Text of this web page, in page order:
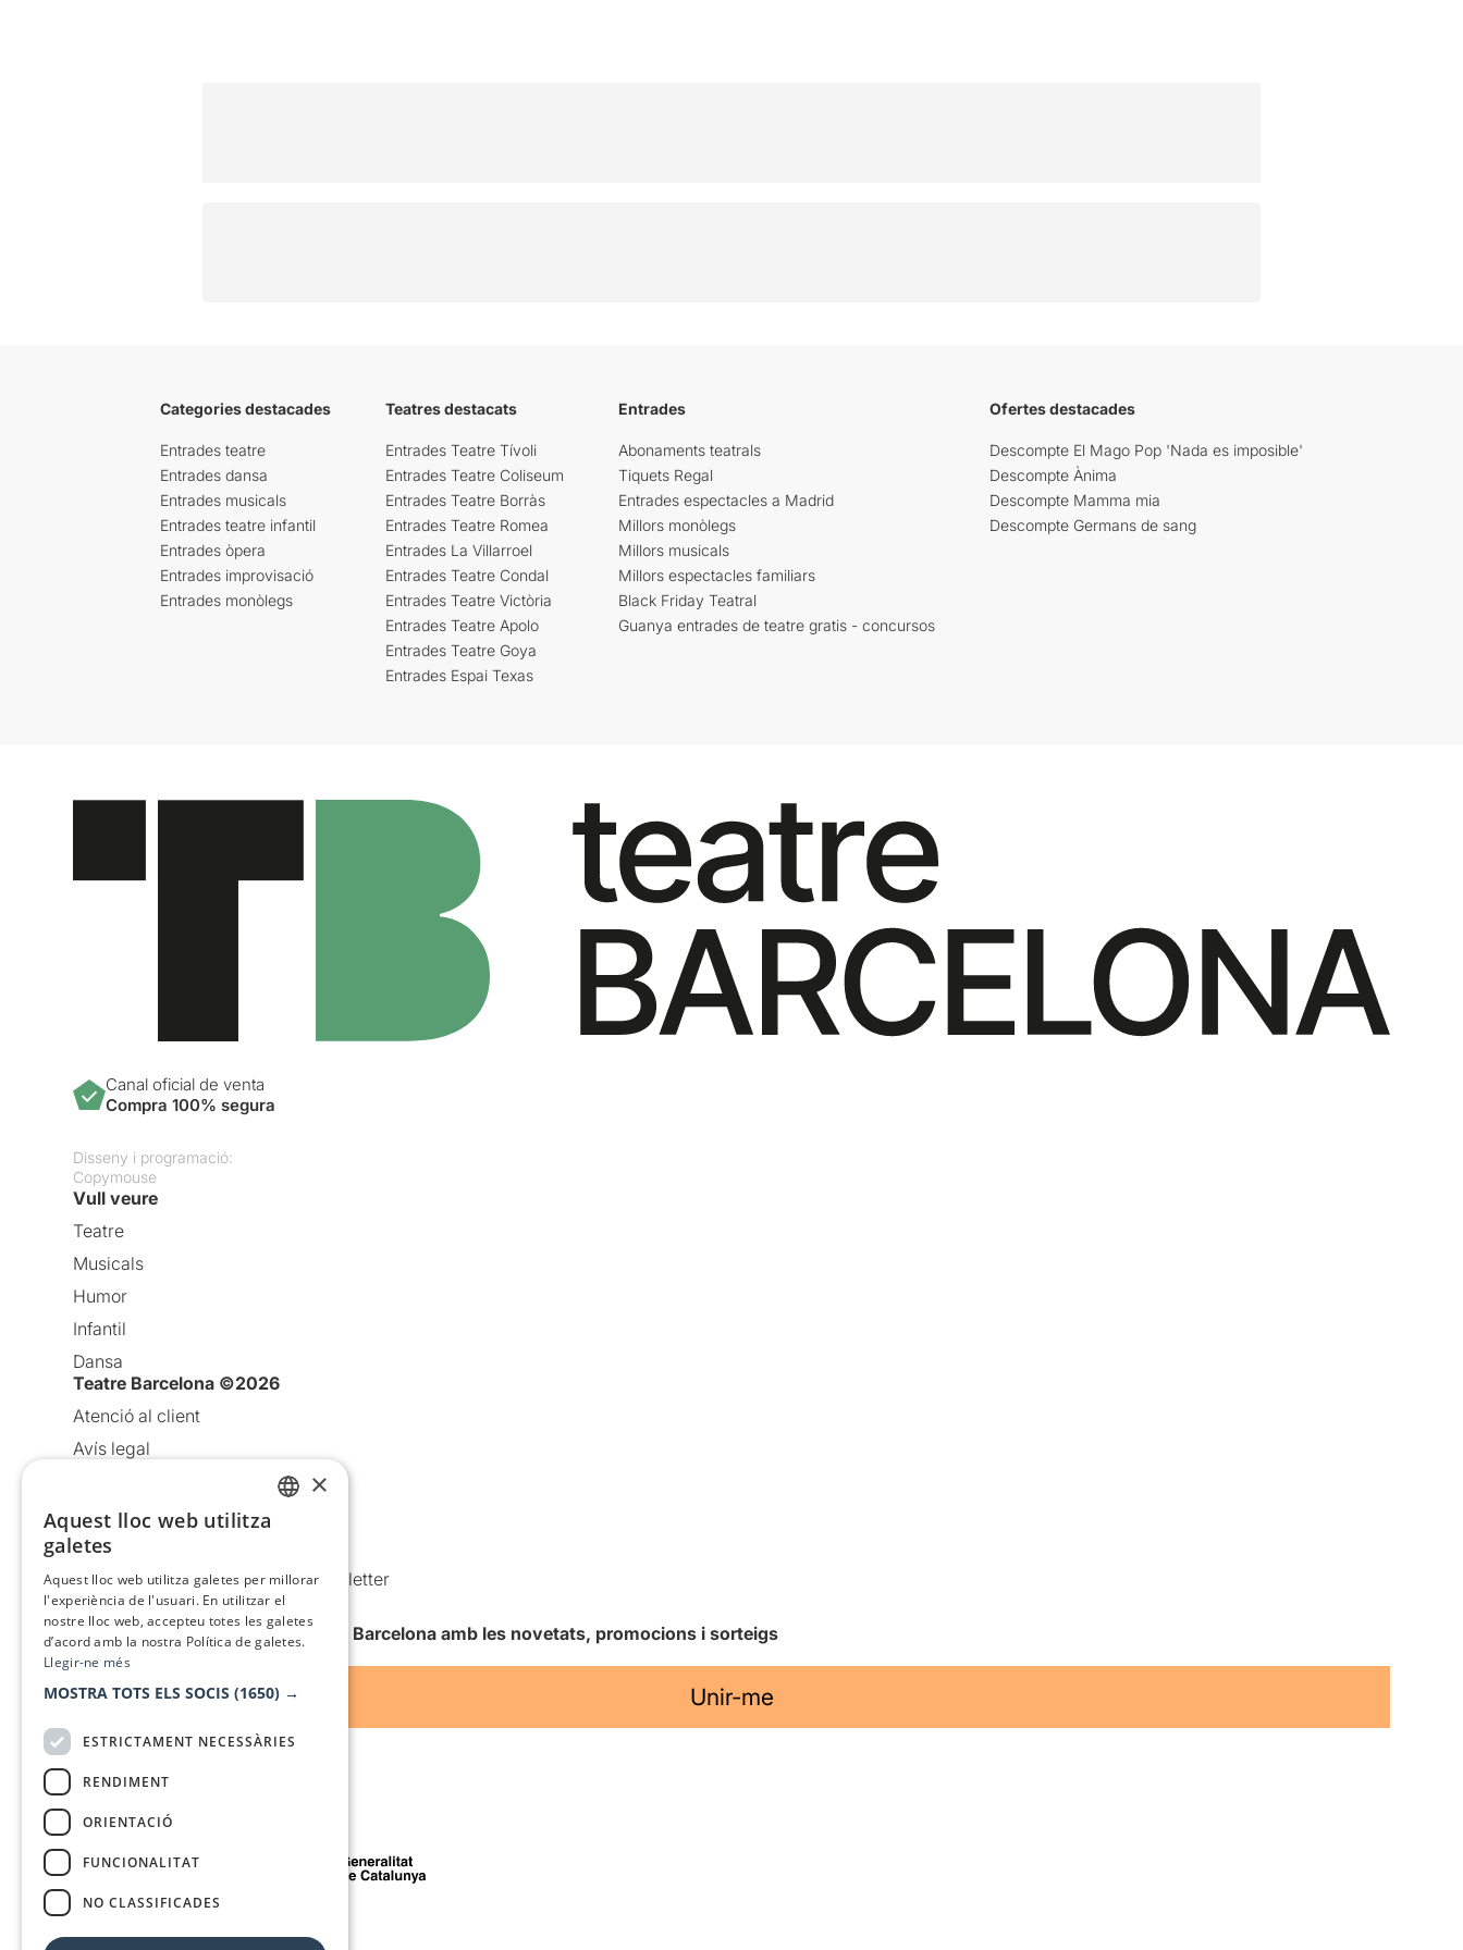
Categories destacades
Entrades teatre
Entrades dansa
Entrades musicals
Entrades teatre infantil
Entrades òpera
Entrades improvisació
Entrades monòlegs
Teatres destacats
Entrades Teatre Tívoli
Entrades Teatre Coliseum
Entrades Teatre Borràs
Entrades Teatre Romea
Entrades La Villarroel
Entrades Teatre Condal
Entrades Teatre Victòria
Entrades Teatre Apolo
Entrades Teatre Goya
Entrades Espai Texas
Entrades
Abonaments teatrals
Tiquets Regal
Entrades espectacles a Madrid
Millors monòlegs
Millors musicals
Millors espectacles familiars
Black Friday Teatral
Guanya entrades de teatre gratis - concursos
Ofertes destacades
Descompte El Mago Pop 'Nada es imposible'
Descompte Ànima
Descompte Mamma mia
Descompte Germans de sang
Canal oficial de venta
Compra 100% segura
Disseny i programació:
Copymouse
Vull veure
Teatre
Musicals
Humor
Infantil
Dansa
Teatre Barcelona ©2026
Atenció al client
Avís legal
Política de cookies
Condicions d’ús
Comunicacions comercials i Newsletter
Anuncia’t
Vull rebre la newsletter de Teatre Barcelona amb les novetats, promocions i sorteigs
Unir-me
Amb el suport de
×
Aquest lloc web utilitza
galetes
Aquest lloc web utilitza galetes per millorar
l'experiència de l'usuari. En utilitzar el
nostre lloc web, accepteu totes les galetes
d’acord amb la nostra Política de galetes.
Llegir-ne més
MOSTRA TOTS ELS SOCIS (1650) →
ESTRICTAMENT NECESSÀRIES
RENDIMENT
ORIENTACIÓ
FUNCIONALITAT
NO CLASSIFICADES